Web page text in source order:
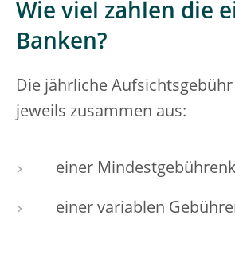
Wie viel zahlen die
Banken?
Die jährliche
jeweils zusammen aus:
einer
einer variablen